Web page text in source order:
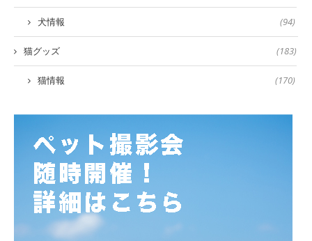
犬情報 (94)
猫グッズ (183)
猫情報 (170)